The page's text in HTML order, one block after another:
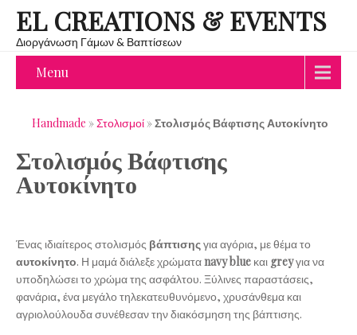
EL CREATIONS & EVENTS
Διοργάνωση Γάμων & Βαπτίσεων
Menu
Handmade »Στολισμοί »Στολισμός Βάφτισης Αυτοκίνητο
Στολισμός Βάφτισης
Αυτοκίνητο
Ένας ιδιαίτερος στολισμός βάπτισηςγια αγόρια, με θέμα το
αυτοκίνητο. Η μαμά διάλεξε χρώματαnavy blue και greyγια να
υποδηλώσει το χρώμα της ασφάλτου. Ξύλινες παραστάσεις,
φανάρια, ένα μεγάλο τηλεκατευθυνόμενο, χρυσάνθεμα και
αγριολούλουδα συνέθεσαν την διακόσμηση της βάπτισης.